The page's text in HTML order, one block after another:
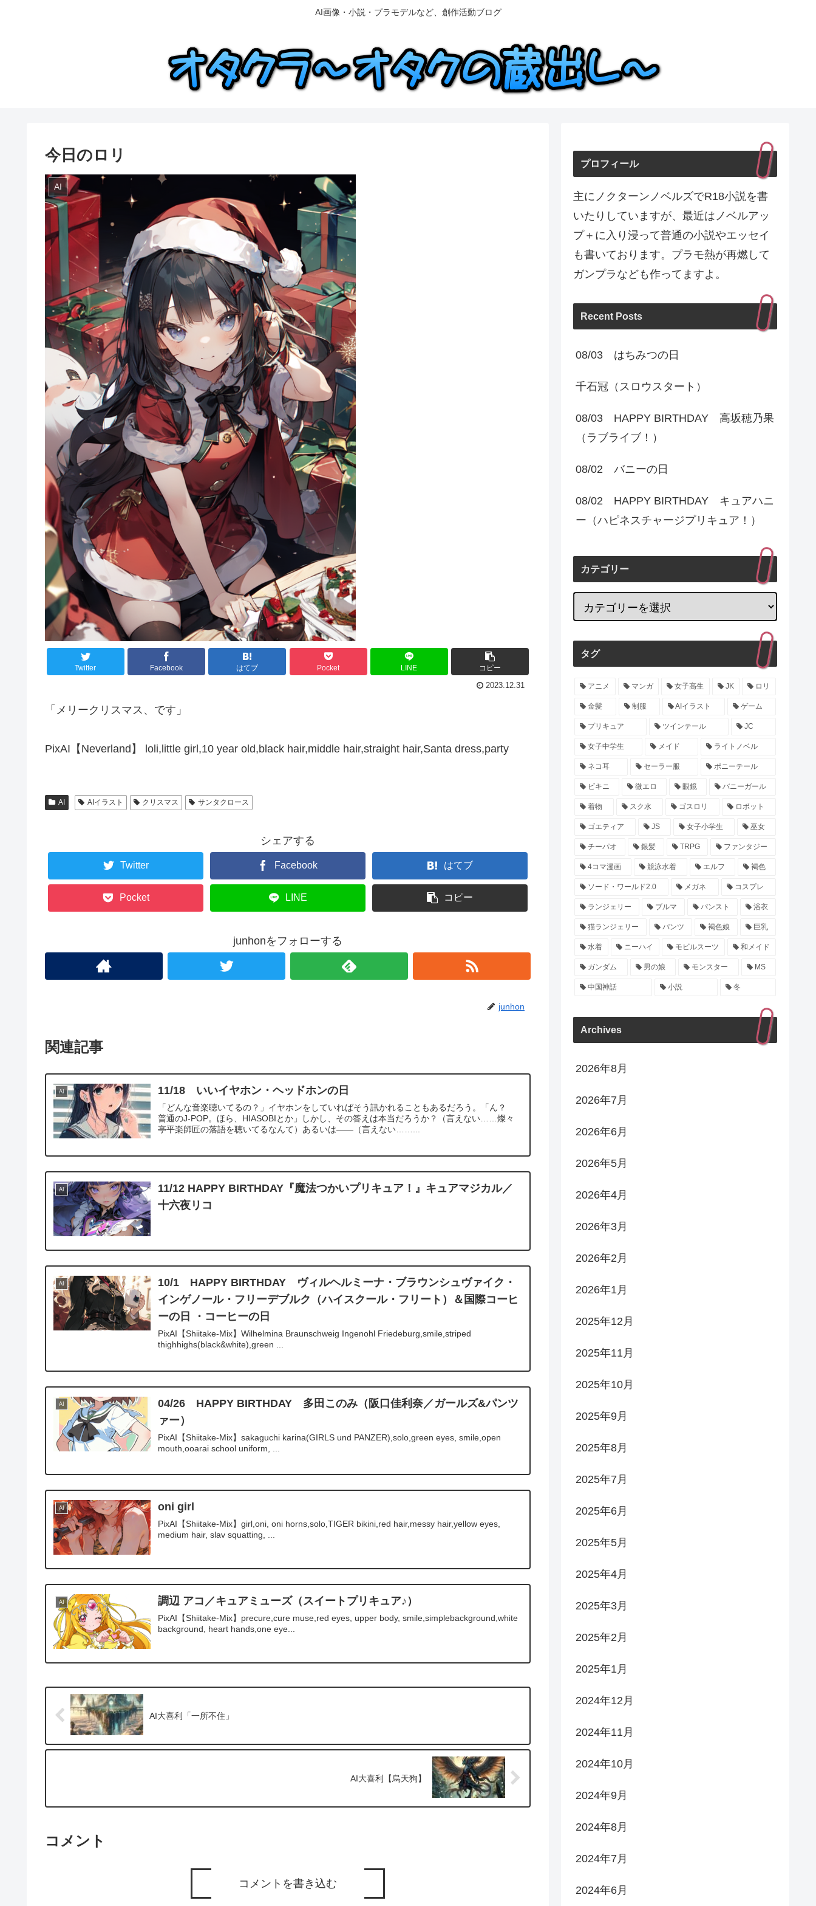
AI画像・小説・プラモデルなど、創作活動ブログ
今日のロリ
AI
Twitter Facebook はてブ Pocket LINE コピー
2023.12.31
「メリークリスマス、です」
PixAI【Neverland】 loli,little girl,10 year old,black hair,middle hair,straight hair,Santa dress,party
AI AIイラスト クリスマス サンタクロース
シェアする
Twitter Facebook はてブ
Pocket LINE コピー
junhonをフォローする
junhon
関連記事
AI 11/18 いいイヤホン・ヘッドホンの日
「どんな音楽聴いてるの？」イヤホンをしていればそう訊かれることもあるだろう。「ん？
普通のJ-POP。ほら、HIASOBIとか」しかし、その答えは本当だろうか？（言えない……燦々
亭平楽師匠の落語を聴いてるなんて）あるいは――（言えない……...
AI
11/12 HAPPY BIRTHDAY『魔法つかいプリキュア！』キュアマジカル／
十六夜リコ
AI
10/1 HAPPY BIRTHDAY ヴィルヘルミーナ・ブラウンシュヴァイク・
インゲノール・フリーデブルク（ハイスクール・フリート）＆国際コーヒ
ーの日 ・コーヒーの日
PixAI【Shiitake-Mix】Wilhelmina Braunschweig Ingenohl Friedeburg,smile,striped
thighhighs(black&white),green ...
AI
04/26 HAPPY BIRTHDAY 多田このみ（阪口佳利奈／ガールズ&パンツ
ァー）
PixAI【Shiitake-Mix】sakaguchi karina(GIRLS und PANZER),solo,green eyes, smile,open
mouth,ooarai school uniform, ...
AI oni girl
PixAI【Shiitake-Mix】girl,oni, oni horns,solo,TIGER bikini,red hair,messy hair,yellow eyes,
medium hair, slav squatting, ...
AI 調辺 アコ／キュアミューズ（スイートプリキュア♪）
PixAI【Shiitake-Mix】precure,cure muse,red eyes, upper body, smile,simplebackground,white
background, heart hands,one eye...
AI大喜利「一所不住」
AI大喜利【烏天狗】
コメント
コメントを書き込む
プロフィール
主にノクターンノベルズでR18小説を書
いたりしていますが、最近はノベルアッ
プ＋に入り浸って普通の小説やエッセイ
も書いております。プラモ熱が再燃して
ガンプラなども作ってますよ。
Recent Posts
08/03 はちみつの日
千石冠（スロウスタート）
08/03 HAPPY BIRTHDAY 高坂穂乃果
（ラブライブ！）
08/02 バニーの日
08/02 HAPPY BIRTHDAY キュアハニ
ー（ハピネスチャージプリキュア！）
カテゴリー
タグ
アニメ マンガ 女子高生 JK ロリ
金髪 制服 AIイラスト ゲーム
プリキュア ツインテール JC
女子中学生 メイド ライトノベル
ネコ耳 セーラー服 ポニーテール
ビキニ 微エロ 眼鏡 バニーガール
着物 スク水 ゴスロリ ロボット
ゴエティア JS 女子小学生 巫女
チーパオ 銀髪 TRPG ファンタジー
4コマ漫画 競泳水着 エルフ 褐色
ソード・ワールド2.0 メガネ コスプレ
ランジェリー ブルマ パンスト 浴衣
猫ランジェリー パンツ 褐色娘 巨乳
水着 ニーハイ モビルスーツ 和メイド
ガンダム 男の娘 モンスター MS
中国神話 小説 冬
Archives
2026年8月
2026年7月
2026年6月
2026年5月
2026年4月
2026年3月
2026年2月
2026年1月
2025年12月
2025年11月
2025年10月
2025年9月
2025年8月
2025年7月
2025年6月
2025年5月
2025年4月
2025年3月
2025年2月
2025年1月
2024年12月
2024年11月
2024年10月
2024年9月
2024年8月
2024年7月
2024年6月